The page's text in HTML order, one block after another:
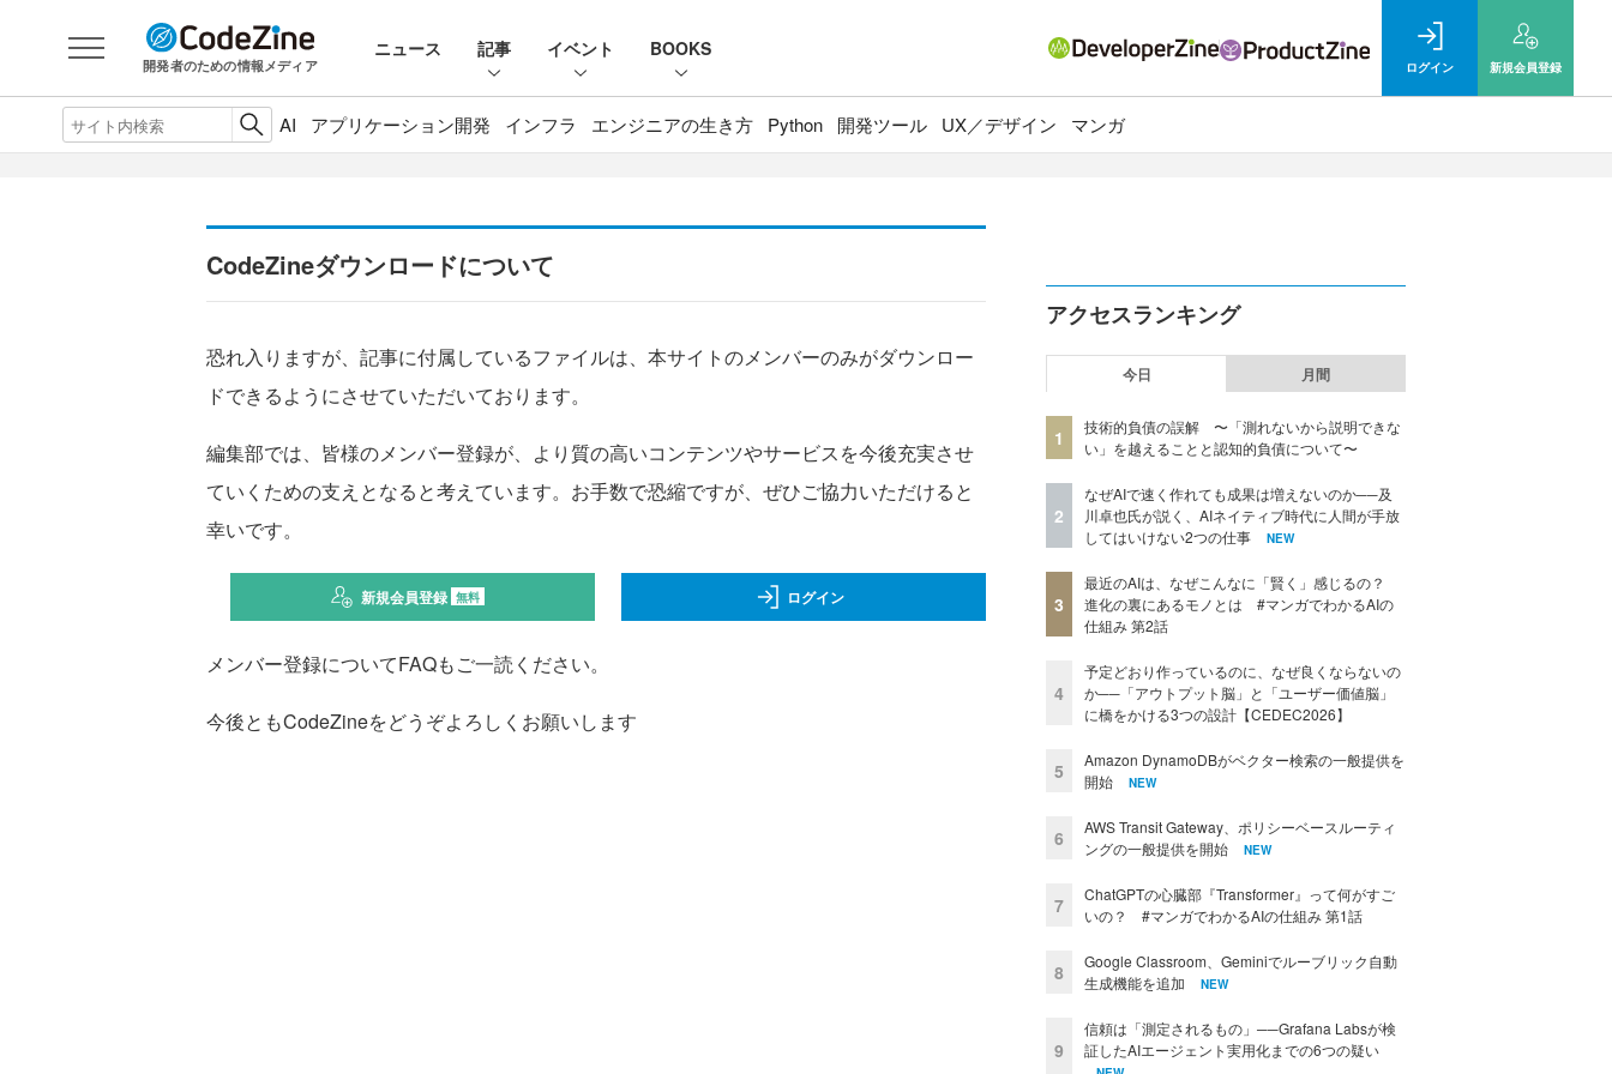
開発者のための情報メディア
ニュース 記事 イベント BOOKS
ログイン 新規会員登録
AI アプリケーション開発 インフラ エンジニアの生き方 Python 開発ツール UX／デザイン マンガ
CodeZineダウンロードについて
恐れ入りますが、記事に付属しているファイルは、本サイトのメンバーのみがダウンロー
ドできるようにさせていただいております。
編集部では、皆様のメンバー登録が、より質の高いコンテンツやサービスを今後充実させ
ていくための支えとなると考えています。お手数で恐縮ですが、ぜひご協力いただけると
幸いです。
新規会員登録 無料 ログイン
メンバー登録についてFAQもご一読ください。
今後ともCodeZineをどうぞよろしくお願いします
アクセスランキング
今日 月間
1
技術的負債の誤解 〜「測れないから説明できな
い」を越えることと認知的負債について〜
2
なぜAIで速く作れても成果は増えないのか──及
川卓也氏が説く、AIネイティブ時代に人間が手放
してはいけない2つの仕事
NEW
3
最近のAIは、なぜこんなに「賢く」感じるの？
進化の裏にあるモノとは #マンガでわかるAIの
仕組み 第2話
4
予定どおり作っているのに、なぜ良くならないの
か──「アウトプット脳」と「ユーザー価値脳」
に橋をかける3つの設計【CEDEC2026】
5
Amazon DynamoDBがベクター検索の一般提供を
開始
NEW
6
AWS Transit Gateway、ポリシーベースルーティ
ングの一般提供を開始
NEW
7
ChatGPTの心臓部『Transformer』って何がすご
いの？ #マンガでわかるAIの仕組み 第1話
8
Google Classroom、Geminiでルーブリック自動
生成機能を追加
NEW
9
信頼は「測定されるもの」──Grafana Labsが検
証したAIエージェント実用化までの6つの疑い